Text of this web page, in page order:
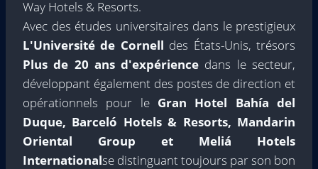
Way Hotels & Resorts.
Avec des études universitaires dans le prestigieux
L'Université de Cornell des États-Unis, trésors
Plus de 20 ans d'expérience dans le secteur,
développant également des postes de direction et
opérationnels pour le Gran Hotel Bahía del
Duque, Barceló Hotels & Resorts, Mandarin
Oriental Group et Meliá Hotels
Internationalse distinguant toujours par son bon